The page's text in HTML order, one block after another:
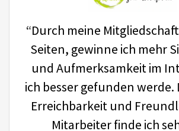
“Durch meine
Seiten, gewinne ich mehr
und Aufmerksamkeit im
ich besser gefunden werde.
Erreichbarkeit und
Mitarbeiter finde ich